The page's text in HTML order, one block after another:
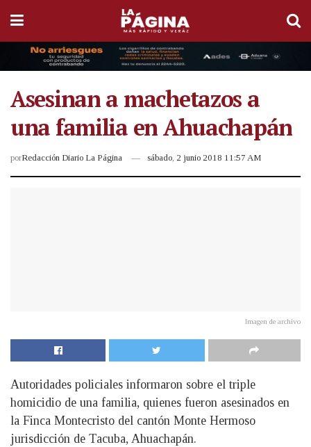
Asesinan a machetazos a
una familia en Ahuachapán
porRedacción Diario La Página sábado, 2 junio 2018 11:57 AM
Imagen de archivo
Autoridades policiales informaron sobre el triple
homicidio de una familia, quienes fueron asesinados en
la Finca Montecristo del cantón Monte Hermoso
jurisdicción de Tacuba, Ahuachapán.